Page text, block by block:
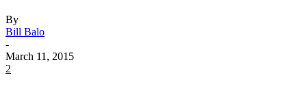
By
Bill Balo
-
March 11, 2015
2